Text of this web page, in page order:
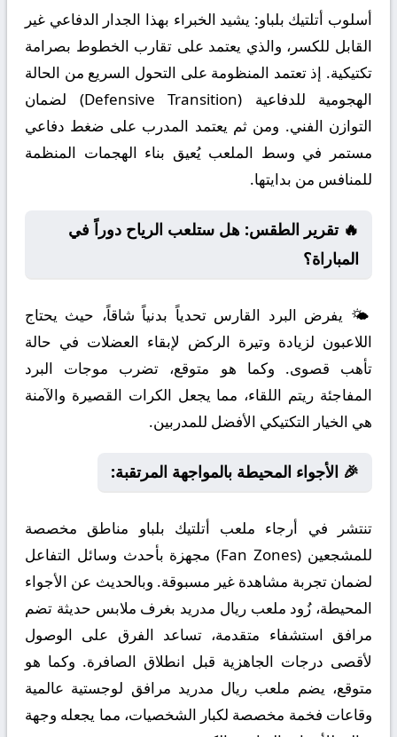
أسلوب أتلتيك بلباو: يشيد الخبراء بهذا الجدار الدفاعي غير
القابل للكسر، والذي يعتمد على تقارب الخطوط بصرامة
تكتيكية. إذ تعتمد المنظومة على التحول السريع من الحالة
الهجومية للدفاعية (Defensive Transition) لضمان
التوازن الفني. ومن ثم يعتمد المدرب على ضغط دفاعي
مستمر في وسط الملعب يُعيق بناء الهجمات المنظمة
للمنافس من بدايتها.
🔥 تقرير الطقس: هل ستلعب الرياح دوراً في
المباراة؟
🌤️ يفرض البرد القارس تحدياً بدنياً شاقاً، حيث يحتاج
اللاعبون لزيادة وتيرة الركض لإبقاء العضلات في حالة
تأهب قصوى. وكما هو متوقع، تضرب موجات البرد
المفاجئة ريتم اللقاء، مما يجعل الكرات القصيرة والآمنة
هي الخيار التكتيكي الأفضل للمدربين.
🎉 الأجواء المحيطة بالمواجهة المرتقبة:
تنتشر في أرجاء ملعب أتلتيك بلباو مناطق مخصصة
للمشجعين (Fan Zones) مجهزة بأحدث وسائل التفاعل
لضمان تجربة مشاهدة غير مسبوقة. وبالحديث عن الأجواء
المحيطة، زُود ملعب ريال مدريد بغرف ملابس حديثة تضم
مرافق استشفاء متقدمة، تساعد الفرق على الوصول
لأقصى درجات الجاهزية قبل انطلاق الصافرة. وكما هو
متوقع، يضم ملعب ريال مدريد مرافق لوجستية عالمية
وقاعات فخمة مخصصة لكبار الشخصيات، مما يجعله وجهة